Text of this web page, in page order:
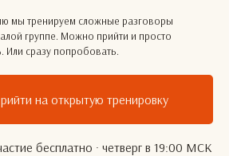
мы тренируем сложные разговоры
группе. Можно прийти и просто
Или сразу попробовать.
на открытую тренировку
бесплатно · четверг в 19:00 МСК